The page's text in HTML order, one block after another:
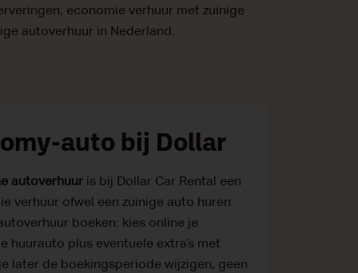
economie verhuur met zuinige
autoverhuur in Nederland.
auto bij Dollar
autoverhuur is bij Dollar Car Rental een
verhuur ofwel een zuinige auto huren
boeken: kies online je
huurauto plus eventuele extra’s met
later de boekingsperiode wijzigen, geen